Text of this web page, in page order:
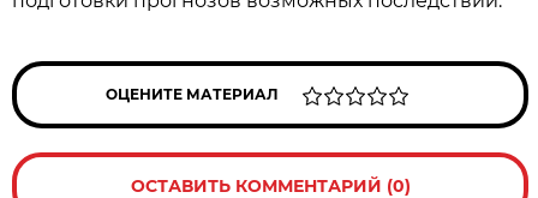
ОЦЕНИТЕ МАТЕРИАЛ
ОСТАВИТЬ КОММЕНТАРИЙ (0)